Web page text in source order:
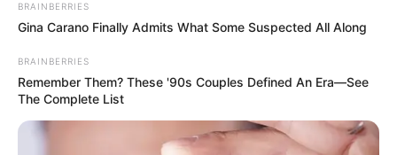
Α ΝΑΙ. ΣΙΓΑ ΜΗ ΔΕΝ ΤΟ ΕΚΑΝΑΝ ΚΑΙ ΑΥΤΟ. ΝΑ
ΠΑΡΑΓΟΥΝ ΨΕΥΤΙΚΟ ΚΡΕΑΣ ΜΕΣΩ ΤΡΙΣΔΙΑΣΤΩΝ
ΕΚΤΥΠΩΤΩΝ. ΠΑΝΕΥΚΟΛΑ ΚΑΙ ΠΟΛΥ ΠΙΟ ΦΤΗΝΑ
BRAINBERRIES
Gina Carano Finally Admits What Some Suspected All Along
BRAINBERRIES
Remember Them? These '90s Couples Defined An Era—See
The Complete List